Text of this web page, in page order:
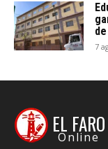
7
EL FARO
Online